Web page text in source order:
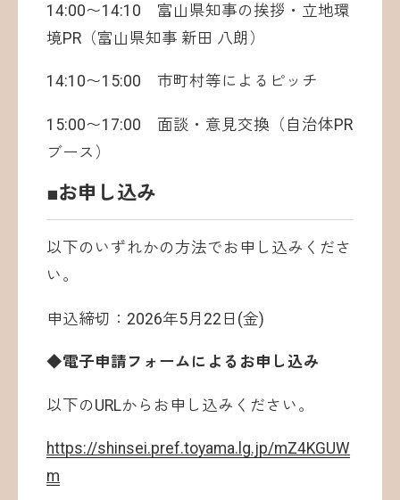
14:00〜14:10 富山県知事の挨拶・立地環
境PR（富山県知事 新田 八朗）
14:10〜15:00 市町村等によるピッチ
15:00〜17:00 面談・意見交換（自治体PR
ブース）
■お申し込み
以下のいずれかの方法でお申し込みくださ
い。
申込締切：2026年5月22日(金)
◆電子申請フォームによるお申し込み
以下のURLからお申し込みください。
https://shinsei.pref.toyama.lg.jp/mZ4KGUW
m